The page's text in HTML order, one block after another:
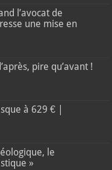
l’avocat de
une mise en
pire qu’avant !
à 629 € |
le
»